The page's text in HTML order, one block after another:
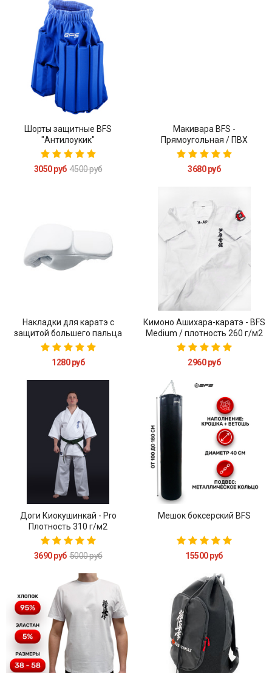
Шорты защитные BFS
"Антилоукик"
3050 руб 4500 руб
Макивара BFS -
Прямоугольная / ПВХ
3680 руб
Накладки для каратэ с
защитой большего пальца
BFS
1280 руб
Кимоно Ашихара-каратэ - BFS
Medium / плотность 260 г/м2
2960 руб
Доги Киокушинкай - Pro
Плотность 310 г/м2
3690 руб 5000 руб
Мешок боксерский BFS
15500 руб